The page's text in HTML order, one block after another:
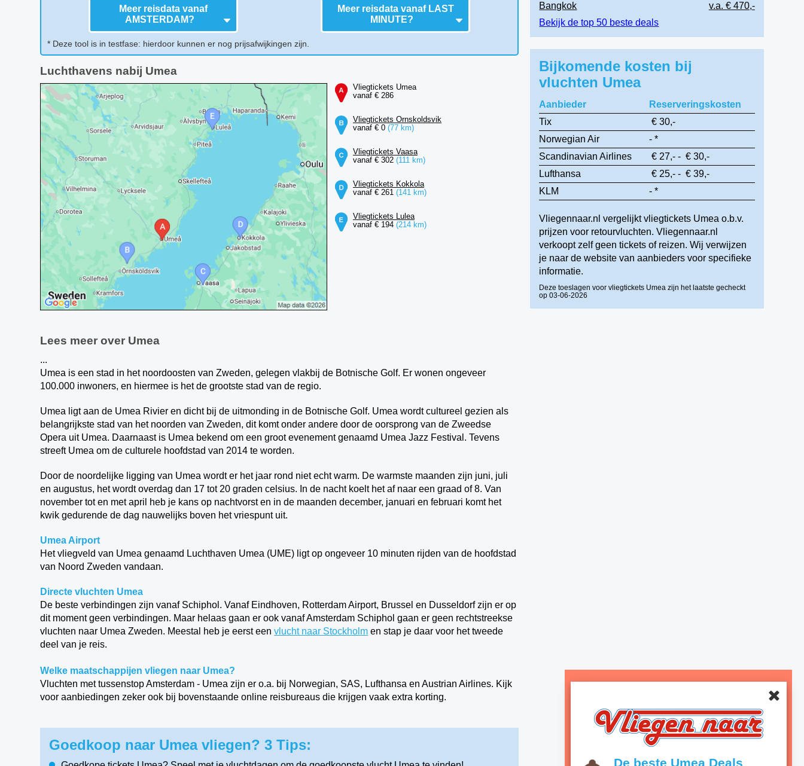
Meer reisdata vanaf
AMSTERDAM?
Meer reisdata vanaf LAST
MINUTE?
* Deze tool is in testfase: hierdoor kunnen er nog prijsafwijkingen zijn.
Luchthavens nabij Umea
Vliegtickets Umea
vanaf € 286
Vliegtickets Ornskoldsvik
vanaf € 0 (77 km)
Vliegtickets Vaasa
vanaf € 302 (111 km)
Vliegtickets Kokkola
vanaf € 261 (141 km)
Vliegtickets Lulea
vanaf € 194 (214 km)
Lees meer over Umea
...
Umea is een stad in het noordoosten van Zweden, gelegen vlakbij de Botnische Golf. Er wonen ongeveer
100.000 inwoners, en hiermee is het de grootste stad van de regio.
Umea ligt aan de Umea Rivier en dicht bij de uitmonding in de Botnische Golf. Umea wordt cultureel gezien als
belangrijkste stad van het noorden van Zweden, dit komt onder andere door de oorsprong van de Zweedse
Opera uit Umea. Daarnaast is Umea bekend om een groot evenement genaamd Umea Jazz Festival. Tevens
streeft Umea om de culturele hoofdstad van 2014 te worden.
Door de noordelijke ligging van Umea wordt er het jaar rond niet echt warm. De warmste maanden zijn juni, juli
en augustus, het wordt overdag dan 17 tot 20 graden celsius. In de nacht koelt het af naar een graad of 8. Van
november tot en met april heb je kans op nachtvorst en in de maanden december, januari en februari komt het
kwik gedurende de dag nauwelijks boven het vriespunt uit.
Umea Airport
Het vliegveld van Umea genaamd Luchthaven Umea (UME) ligt op ongeveer 10 minuten rijden van de hoofdstad
van Noord Zweden vandaan.
Directe vluchten Umea
De beste verbindingen zijn vanaf Schiphol. Vanaf Eindhoven, Rotterdam Airport, Brussel en Dusseldorf zijn er op
dit moment geen verbindingen. Maar helaas gaan er ook vanaf Amsterdam Schiphol gaan er geen rechtstreekse
vluchten naar Umea Zweden. Meestal heb je eerst eenvlucht naar Stockholm en stap je daar voor het tweede
deel van je reis.
Welke maatschappijen vliegen naar Umea?
Vluchten met tussenstop Amsterdam - Umea zijn er o.a. bij Norwegian, SAS, Lufthansa en Austrian Airlines. Kijk
voor aanbiedingen zeker ook bij bovenstaande online reisbureaus die krijgen vaak extra korting.
Goedkoop naar Umea vliegen? 3 Tips:
Bangkok
v.a. € 470,-
Bekijk de top 50 beste deals
Bijkomende kosten bij
vluchten Umea
Aanbieder
Reserveringskosten
Tix
€ 30,-
Norwegian Air
- *
Scandinavian Airlines
€ 27,- - € 30,-
Lufthansa
€ 25,- - € 39,-
KLM
- *
Vliegennaar.nl vergelijkt vliegtickets Umea o.b.v.
prijzen voor retourvluchten. Vliegennaar.nl
verkoopt zelf geen tickets of reizen. Wij verwijzen
je naar de website van aanbieders voor specifieke
informatie.
Deze toeslagen voor vliegtickets Umea zijn het laatste gecheckt
op 03-06-2026
De beste